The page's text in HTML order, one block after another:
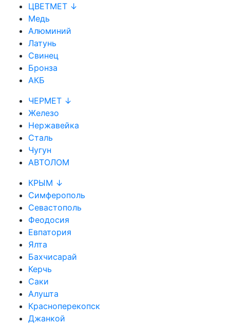
ЦВЕТМЕТ ↓
Медь
Алюминий
Латунь
Свинец
Бронза
АКБ
ЧЕРМЕТ ↓
Железо
Нержавейка
Сталь
Чугун
АВТОЛОМ
КРЫМ ↓
Симферополь
Севастополь
Феодосия
Евпатория
Ялта
Бахчисарай
Керчь
Саки
Алушта
Красноперекопск
Джанкой